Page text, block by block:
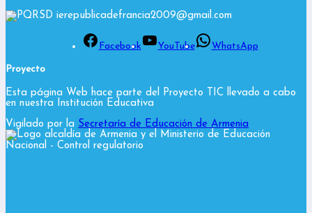
PQRSD ierepublicadefrancia2009@gmail.com
Facebook YouTube WhatsApp
Proyecto
Esta página Web hace parte del Proyecto TIC llevado a cabo
en nuestra Institución Educativa
Vigilado por la Secretaría de Educación de Armenia
y el Ministerio de Educación
Nacional - Control regulatorio